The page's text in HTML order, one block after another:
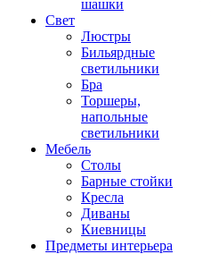
шашки
Свет
Люстры
Бильярдные
светильники
Бра
Торшеры,
напольные
светильники
Мебель
Столы
Барные стойки
Кресла
Диваны
Киевницы
Предметы интерьера